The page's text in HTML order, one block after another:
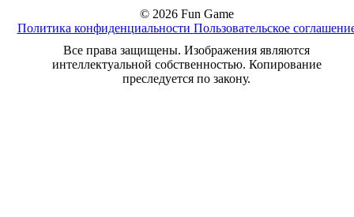
© 2026 Fun Game
Политика конфиденциальности Пользовательское
Все права защищены. Изображения являются
интеллектуальной собственностью. Копирование
преследуется по закону.